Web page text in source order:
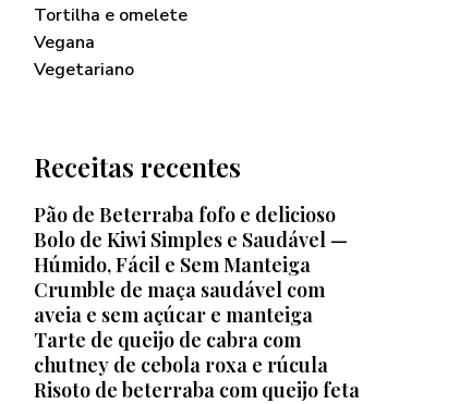
Tortilha e omelete
Vegana
Vegetariano
Receitas recentes
Pão de Beterraba fofo e delicioso
Bolo de Kiwi Simples e Saudável —
Húmido, Fácil e Sem Manteiga
Crumble de maça saudável com
aveia e sem açúcar e manteiga
Tarte de queijo de cabra com
chutney de cebola roxa e rúcula
Risoto de beterraba com queijo feta